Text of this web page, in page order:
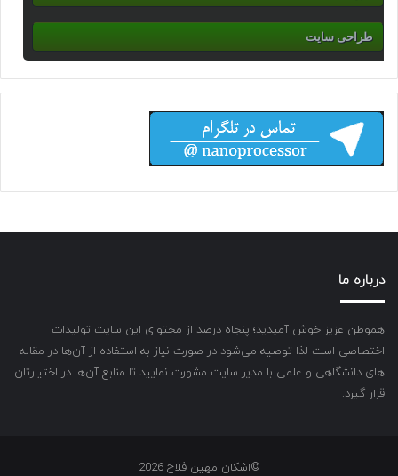
طراحی سایت
درباره ما
هموطن عزیز خوش آمیدید؛ پنجاه درصد از محتوای این سایت تولیدات
اختصاصی است لذا توصیه می‌شود در صورت نیاز به استفاده از آن‌ها در مقاله
های دانشگاهی و علمی با مدیر سایت مشورت نمایید تا منابع آن‌ها در اختیارتان
قرار گیرد.
©اشکان مهین فلاح 2026